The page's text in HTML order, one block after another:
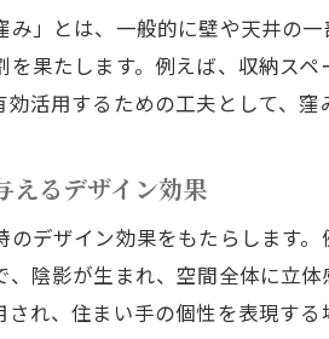
み」とは、一般的に壁や天井の
を果たします。例えば、収納ス
効活用するための工夫として、窪
えるデザイン効果
のデザイン効果をもたらします
、陰影が生まれ、空間全体に立
され、住まい手の個性を表現する